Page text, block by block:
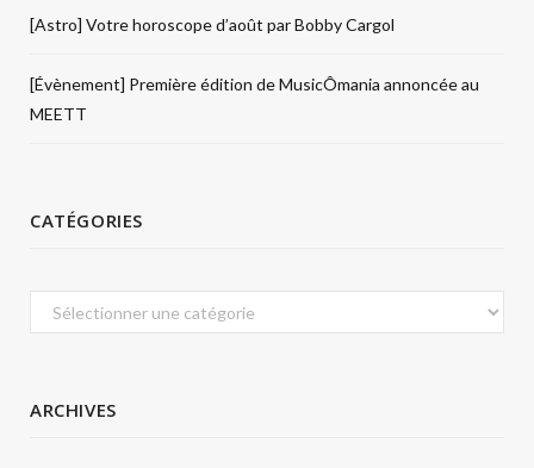
[Astro] Votre horoscope d’août par Bobby Cargol
[Évènement] Première édition de MusicÔmania annoncée au
MEETT
CATÉGORIES
Catégories
ARCHIVES